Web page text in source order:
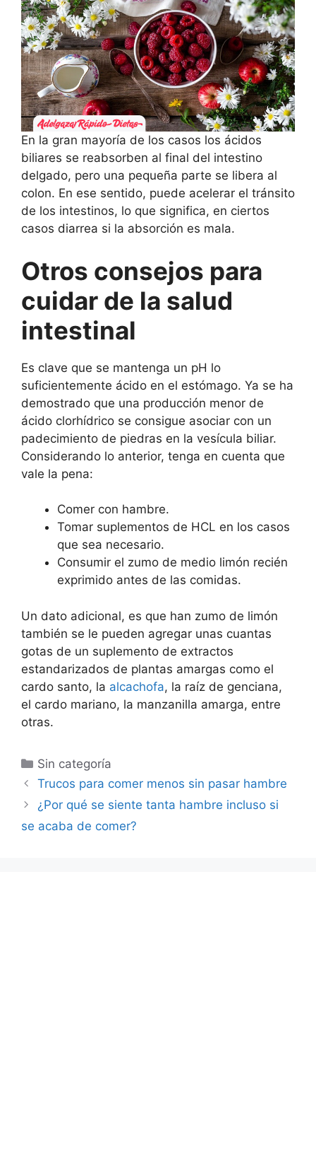
En la gran mayoría de los casos los ácidos
biliares se reabsorben al final del intestino
delgado, pero una pequeña parte se libera al
colon. En ese sentido, puede acelerar el tránsito
de los intestinos, lo que significa, en ciertos
casos diarrea si la absorción es mala.
Otros consejos para
cuidar de la salud
intestinal
Es clave que se mantenga un pH lo
suficientemente ácido en el estómago. Ya se ha
demostrado que una producción menor de
ácido clorhídrico se consigue asociar con un
padecimiento de piedras en la vesícula biliar.
Considerando lo anterior, tenga en cuenta que
vale la pena:
Comer con hambre.
Tomar suplementos de HCL en los casos
que sea necesario.
Consumir el zumo de medio limón recién
exprimido antes de las comidas.
Un dato adicional, es que han zumo de limón
también se le pueden agregar unas cuantas
gotas de un suplemento de extractos
estandarizados de plantas amargas como el
cardo santo, la alcachofa, la raíz de genciana,
el cardo mariano, la manzanilla amarga, entre
otras.
Categorías
Sin categoría
Trucos para comer menos sin pasar hambre
¿Por qué se siente tanta hambre incluso si
se acaba de comer?